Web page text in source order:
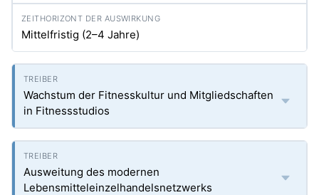
Mittelfristig (2–4 Jahre)
Wachstum der Fitnesskultur und Mitgliedschaften
in Fitnessstudios
Ausweitung des modernen
Lebensmitteleinzelhandelsnetzwerks